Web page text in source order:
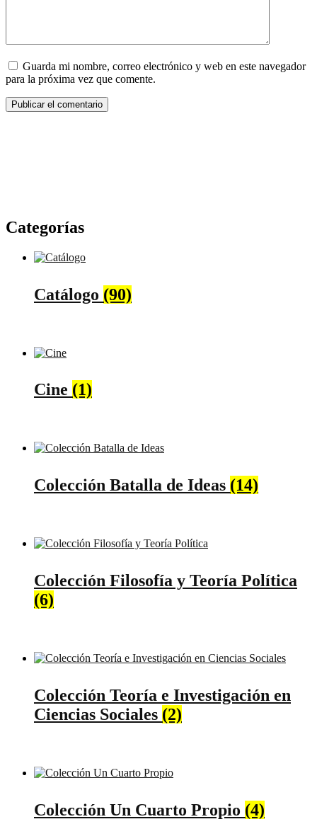
Guarda mi nombre, correo electrónico y web en este navegador
para la próxima vez que comente.
Categorías
Catálogo (90)
Cine (1)
Colección Batalla de Ideas (14)
Colección Filosofía y Teoría Política
(6)
Colección Teoría e Investigación en
Ciencias Sociales (2)
Colección Un Cuarto Propio (4)